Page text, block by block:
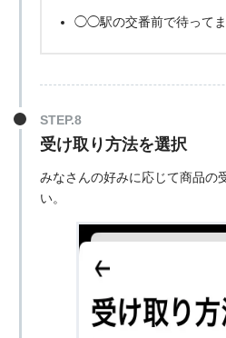
◯◯駅の交番前で待ってま
受け取り方法を選択
みなさんの好みに応じて商品の
い。